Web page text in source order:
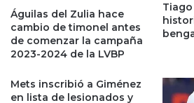
Águilas del Zulia hace
cambio de timonel antes
de comenzar la campaña
2023-2024 de la LVBP
Tiago
Mets inscribió a Giménez
en lista de lesionados y